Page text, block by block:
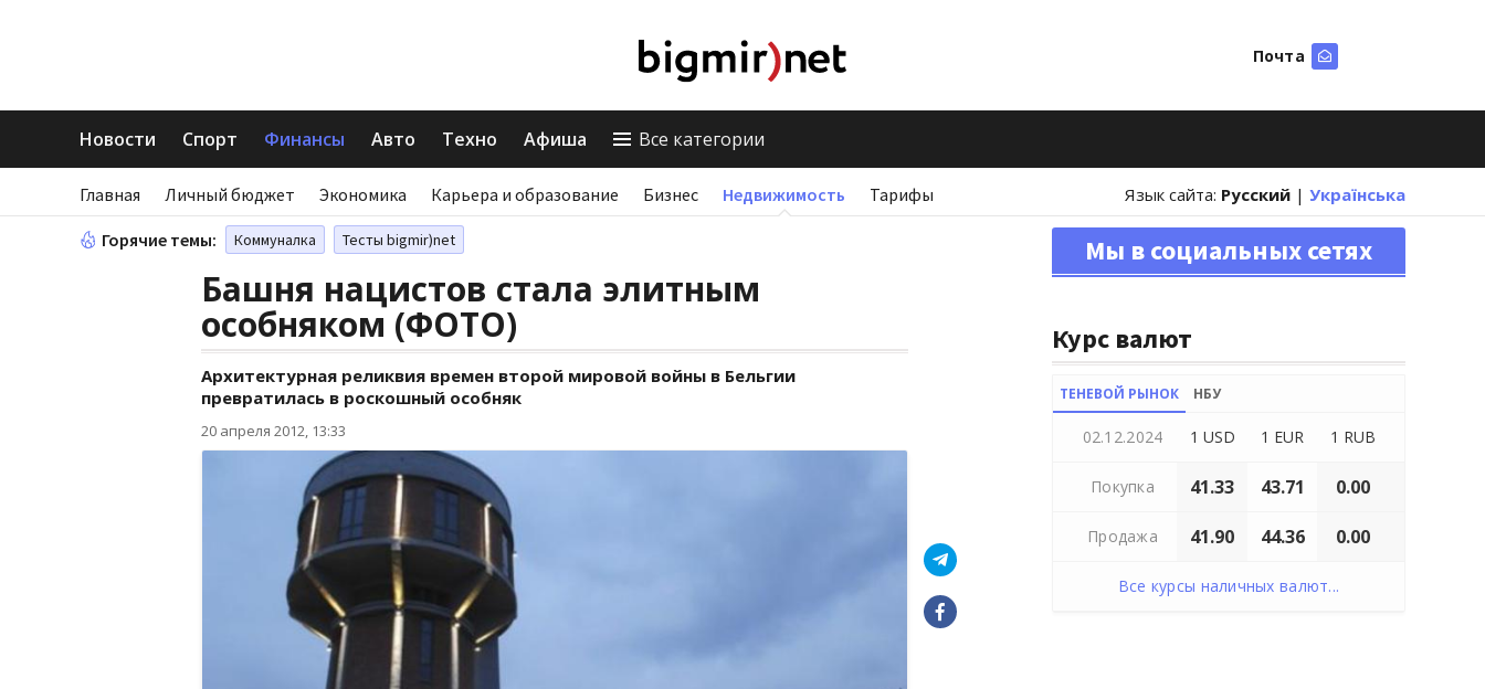
Почта
Новости Спорт Финансы Авто Техно Афиша Все категории
Главная Личный бюджет Экономика Карьера и образование Бизнес Недвижимость Тарифы Язык сайта: Русский | Українська
Горячие темы: Коммуналка Тесты bigmir)net
Башня нацистов стала элитным
особняком (ФОТО)
Архитектурная реликвия времен второй мировой войны в Бельгии
превратилась в роскошный особняк
20 апреля 2012, 13:33
Мы в социальных сетях
Курс валют
ТЕНЕВОЙ РЫНОК НБУ
02.12.2024 1 USD 1 EUR 1 RUB
Покупка 41.33 43.71 0.00
Продажа 41.90 44.36 0.00
Все курсы наличных валют...